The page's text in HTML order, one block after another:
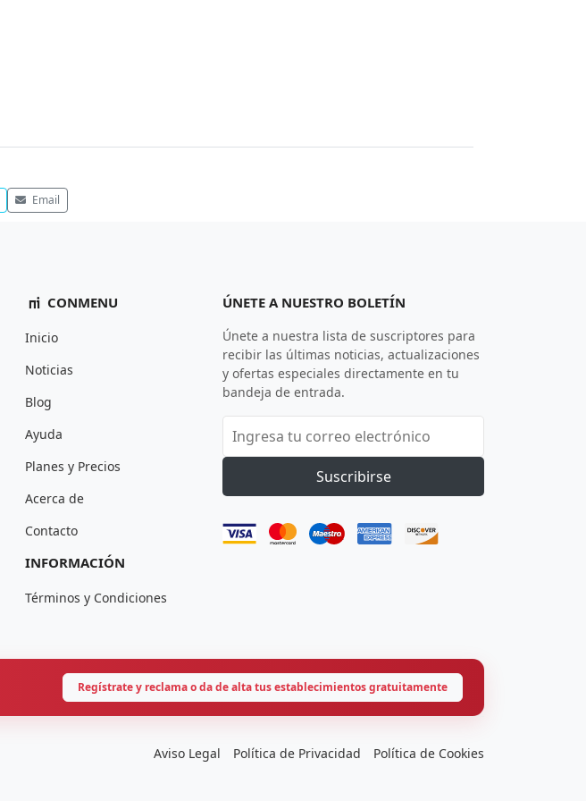
Email
CONMENU
Inicio
Noticias
Blog
Ayuda
Planes y Precios
Acerca de
Contacto
INFORMACIÓN
Términos y Condiciones
ÚNETE A NUESTRO BOLETÍN
Únete a nuestra lista de suscriptores para
recibir las últimas noticias, actualizaciones
y ofertas especiales directamente en tu
bandeja de entrada.
Suscribirse
Regístrate y reclama o da de alta tus establecimientos gratuitamente
Aviso Legal Política de Privacidad Política de Cookies